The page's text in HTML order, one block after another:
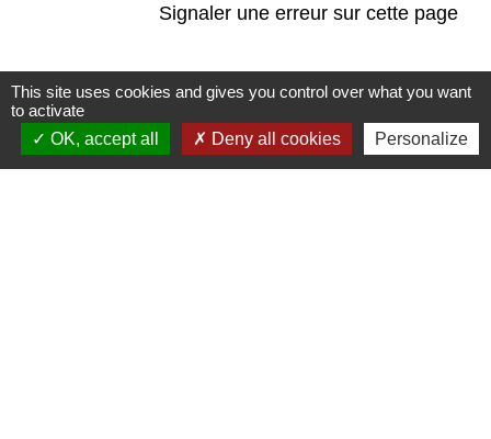
Signaler une erreur sur cette page
Contacts
This site uses cookies and gives you control over what you want
to activate
OK, accept all
Deny all cookies Personalize